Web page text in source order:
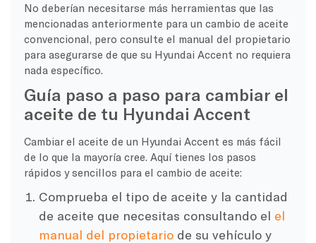
No deberían necesitarse más herramientas que las
mencionadas anteriormente para un cambio de aceite
convencional, pero consulte el manual del propietario
para asegurarse de que su Hyundai Accent no requiera
nada específico.
Guía paso a paso para cambiar el
aceite de tu Hyundai Accent
Cambiar el aceite de un Hyundai Accent es más fácil
de lo que la mayoría cree. Aquí tienes los pasos
rápidos y sencillos para el cambio de aceite:
Comprueba el tipo de aceite y la cantidad
de aceite que necesitas consultando el el
manual del propietario de su vehículo y